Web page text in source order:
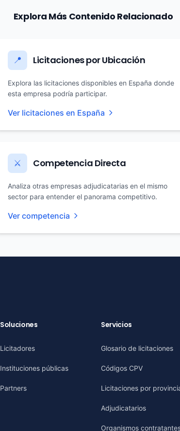
Explora Más Contenido Relacionado
📍 Licitaciones por Ubicación
Explora las licitaciones disponibles en España donde
esta empresa podría participar.
Ver licitaciones en España
⚔️ Competencia Directa
Analiza otras empresas adjudicatarias en el mismo
sector para entender el panorama competitivo.
Ver competencia
Soluciones
Licitadores
Instituciones públicas
Partners
Servicios
Glosario de licitaciones
Códigos CPV
Licitaciones por
Adjudicatarios
Organismos